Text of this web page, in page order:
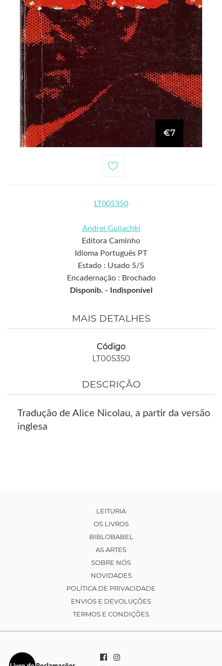
€7
LT005350
Andrei Guliachki
Editora Caminho
Idioma Português PT
Estado : Usado 5/5
Encadernação : Brochado
Disponib. -
Indisponível
MAIS DETALHES
Código
LT005350
DESCRIÇÃO
Tradução de Alice Nicolau, a partir da versão
inglesa
LEITURIA
OS LIVROS
BIBLOBABEL
AS ARTES
SOBRE NÓS
NOVIDADES
POLÍTICA DE PRIVACIDADE
ENVIOS E DEVOLUÇÕES
TERMOS E CONDIÇÕES